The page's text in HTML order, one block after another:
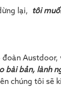
lại, tôi
bài bản, lành
chúng tôi sẽ